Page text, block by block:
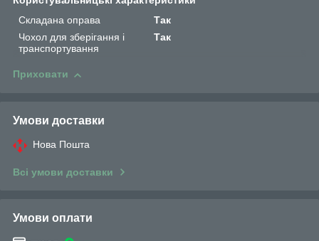
Складана оправа
Так
Чохол для зберігання і
транспортування
Так
Приховати
Умови доставки
Нова Пошта
Всі умови доставки
Умови оплати